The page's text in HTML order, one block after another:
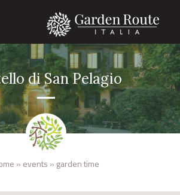
di San Pelagio
» events » garden time